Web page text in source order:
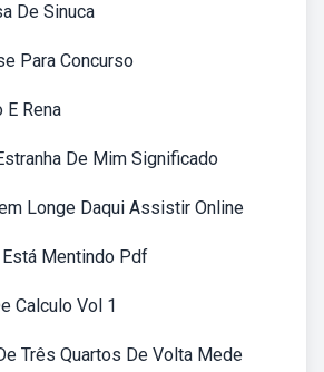
De Sinuca
Para Concurso
E Rena
De Mim Significado
Longe Daqui Assistir Online
Mentindo Pdf
Calculo Vol 1
Três Quartos De Volta Mede